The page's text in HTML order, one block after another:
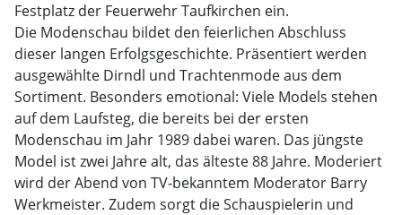
Festplatz der Feuerwehr Taufkirchen ein.
Die Modenschau bildet den feierlichen Abschluss
dieser langen Erfolgsgeschichte. Präsentiert werden
ausgewählte Dirndl und Trachtenmode aus dem
Sortiment. Besonders emotional: Viele Models stehen
auf dem Laufsteg, die bereits bei der ersten
Modenschau im Jahr 1989 dabei waren. Das jüngste
Model ist zwei Jahre alt, das älteste 88 Jahre. Moderiert
wird der Abend von TV-bekanntem Moderator Barry
Werkmeister. Zudem sorgt die Schauspielerin und